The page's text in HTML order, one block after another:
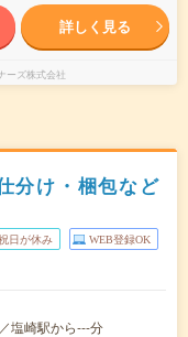
詳しく見る
ーズ株式会社
分け・梱包など
日が休み WEB登録OK
塩崎駅から---分